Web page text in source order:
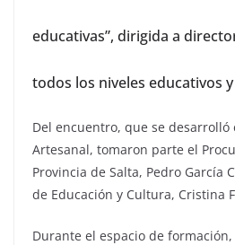
educativas”, dirigida a
todos los niveles educativos
Del encuentro, que se desarrolló
Artesanal, tomaron parte el
Provincia de Salta, Pedro García
de Educación y Cultura, Cristina
Durante el espacio de